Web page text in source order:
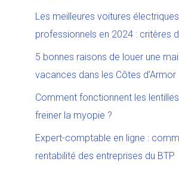
Les meilleures voitures
professionnels en 2024 : critères
5 bonnes raisons de louer une
vacances dans les Côtes d’Armor
Comment fonctionnent les
freiner la myopie ?
Expert-comptable en ligne :
rentabilité des entreprises du BTP